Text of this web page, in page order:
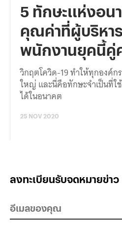
5 ทักษะแห่งอน
คุณค่าที่ผู้บริหา
พนักงานยุคนี้คู่
วิกฤตโควิด-19 ทำให้ทุกองค์ก
ใหญ่ และนี่คือทักษะจำเป็นที่ใ
ได้ในอนาคต
25 NOV 2020
ลงทะเบียนรับจดหมายข่าว